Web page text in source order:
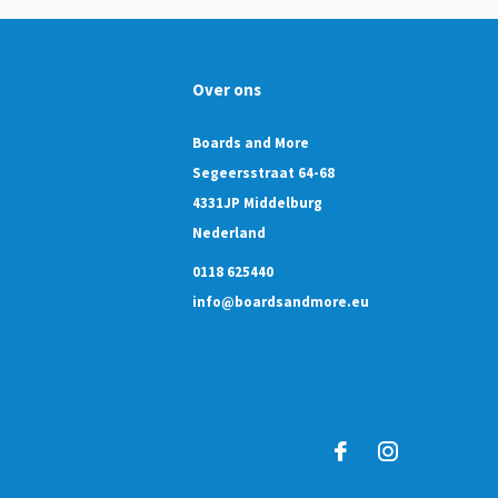
Over ons
Boards and More
Segeersstraat 64-68
4331JP Middelburg
Nederland
0118 625440
info@boardsandmore.eu